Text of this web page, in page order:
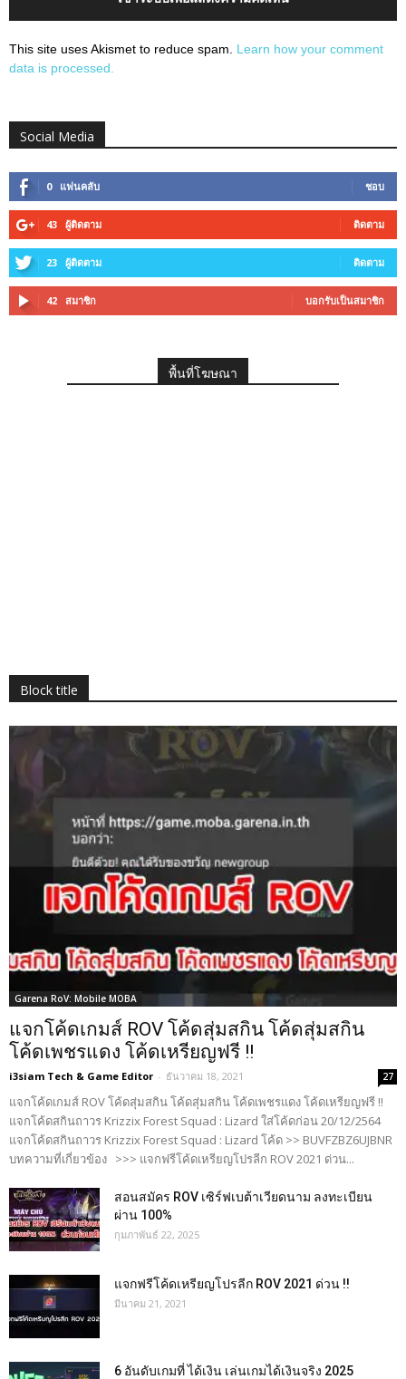
This site uses Akismet to reduce spam. Learn how your comment
data is processed.
Social Media
0 แฟนคลับ ชอบ
43 ผู้ติดตาม ติดตาม
23 ผู้ติดตาม ติดตาม
42 สมาชิก บอกรับเป็นสมาชิก
พื้นที่โฆษณา
Block title
Garena RoV: Mobile MOBA
แจกโค้ดเกมส์ ROV โค้ดสุ่มสกิน โค้ดสุ่มสกิน
โค้ดเพชรแดง โค้ดเหรียญฟรี !!
i3siam Tech & Game Editor - ธันวาคม 18, 2021 27
แจกโค้ดเกมส์ ROV โค้ดสุ่มสกิน โค้ดสุ่มสกิน โค้ดเพชรแดง โค้ดเหรียญฟรี !!
แจกโค้ดสกินถาวร Krizzix Forest Squad : Lizard ใส่โค้ดก่อน 20/12/2564
แจกโค้ดสกินถาวร Krizzix Forest Squad : Lizard โค้ด >> BUVFZBZ6UJBNR
บทความที่เกี่ยวข้อง >>> แจกฟรีโค้ดเหรียญโปรลีก ROV 2021 ด่วน...
สอนสมัคร ROV เซิร์ฟเบต้าเวียดนาม ลงทะเบียน
ผ่าน 100%
กุมภาพันธ์ 22, 2025
แจกฟรีโค้ดเหรียญโปรลีก ROV 2021 ด่วน !!
มีนาคม 21, 2021
6 อันดับเกมที่ ได้เงิน เล่นเกมได้เงินจริง 2025